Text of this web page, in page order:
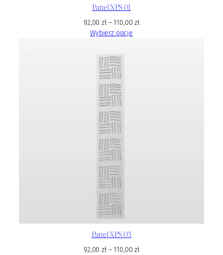
Panel XPS 01
92,00zł– 110,00zł
Wybierz opcje
Panel XPS 03
92,00zł– 110,00zł